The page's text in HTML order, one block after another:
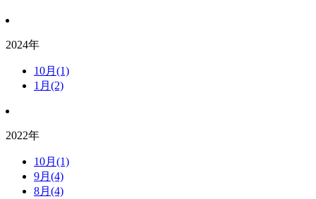
2024年
10月(1)
1月(2)
2022年
10月(1)
9月(4)
8月(4)